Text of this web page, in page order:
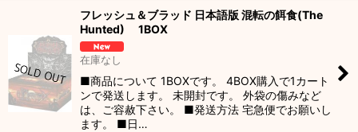
フレッシュ＆ブラッド 日本語版 混転の餌食(The
Hunted) 1BOX
在庫なし
■商品について 1BOXです。 4BOX購入で1カート
ンで発送します。 未開封です。 外袋の傷みなど
は、ご容赦下さい。 ■発送方法 宅急便でお願いし
ます。 ■日…